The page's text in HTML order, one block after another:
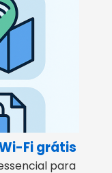
Fi grátis
para